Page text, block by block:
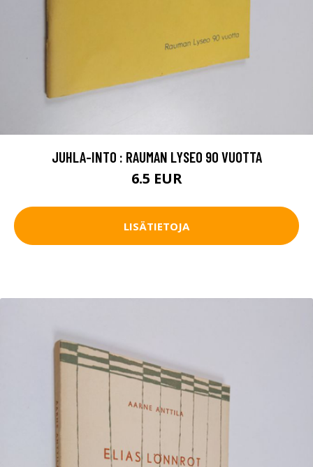
JUHLA-INTO : RAUMAN LYSEO 90 VUOTTA
6.5 EUR
LISÄTIETOJA